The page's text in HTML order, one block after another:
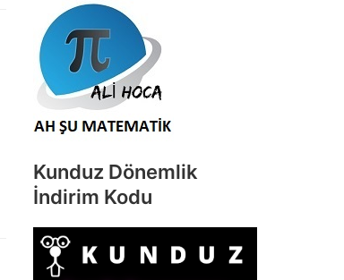
Kunduz Dönemlik
İndirim Kodu